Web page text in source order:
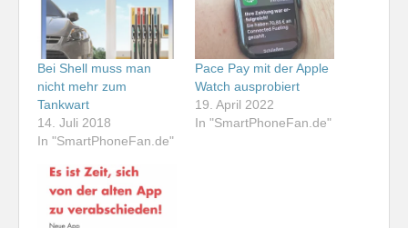
Bei Shell muss man
nicht mehr zum
Tankwart
14. Juli 2018
In "SmartPhoneFan.de"
Pace Pay mit der Apple
Watch ausprobiert
19. April 2022
In "SmartPhoneFan.de"